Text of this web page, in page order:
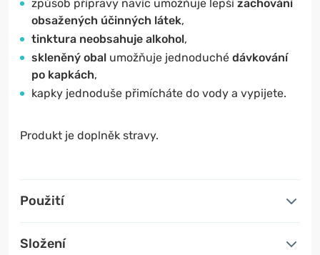
způsob přípravy navíc umožňuje lepšízachování
obsažených účinných látek,
tinktura neobsahuje alkohol,
skleněný obal umožňuje jednoduché dávkování
po kapkách,
kapky jednoduše přimícháte do vody a vypijete.
Produkt je doplněk stravy.
Použití
Složení